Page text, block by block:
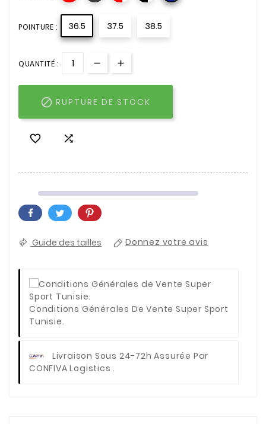
POINTURE : 36.5 37.5 38.5
QUANTITÉ :
 RUPTURE DE STOCK
 
Guide des tailles Donnez votre avis
Conditions Générales De Vente Super Sport
Tunisie.
Livraison Sous 24-72h Assurée Par
CONFIVA Logistics .